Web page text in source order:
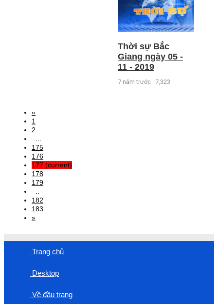
Thời sự Bắc
Giang ngày 05 -
11 - 2019
7 năm trước 7,323
«
1
2
175
176
177 (current)
178
179
182
183
»
Trang chủ
Desktop
Về đầu trang